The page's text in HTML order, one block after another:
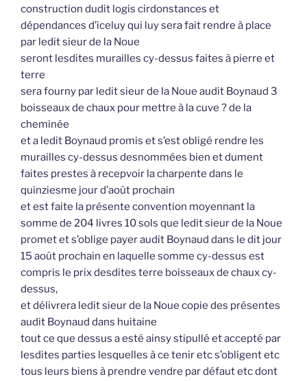
construction dudit logis cirdonstances et
dépendances d’iceluy qui luy sera fait rendre à place
par ledit sieur de la Noue
seront lesdites murailles cy-dessus faites à pierre et
terre
sera fourny par ledit sieur de la Noue audit Boynaud 3
boisseaux de chaux pour mettre à la cuve ? de la
cheminée
et a ledit Boynaud promis et s’est obligé rendre les
murailles cy-dessus desnommées bien et dument
faites prestes à recepvoir la charpente dans le
quinziesme jour d’août prochain
et est faite la présente convention moyennant la
somme de 204 livres 10 sols que ledit sieur de la Noue
promet et s’oblige payer audit Boynaud dans le dit jour
15 août prochain en laquelle somme cy-dessus est
compris le prix desdites terre boisseaux de chaux cy-
dessus,
et délivrera ledit sieur de la Noue copie des présentes
audit Boynaud dans huitaine
tout ce que dessus a esté ainsy stipullé et accepté par
lesdites parties lesquelles à ce tenir etc s’obligent etc
tous leurs biens à prendre vendre par défaut etc dont